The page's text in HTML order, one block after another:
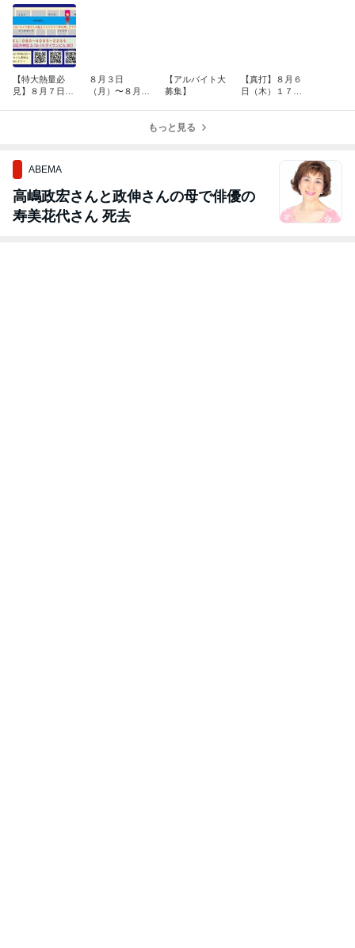
【特大熱量必
見】８月７日
８月３日
（月）〜８月９
【アルバイト大
募集】
【真打】８月６
日（木）１７：
もっと見る
ABEMA
高嶋政宏さんと政伸さんの母で俳優の
寿美花代さん 死去